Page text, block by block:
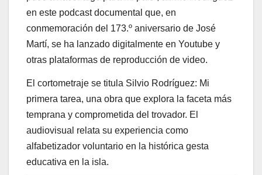
en este podcast documental que, en
conmemoración del 173.º aniversario de José
Martí, se ha lanzado digitalmente en Youtube y
otras plataformas de reproducción de video.
El cortometraje se titula Silvio Rodríguez: Mi
primera tarea, una obra que explora la faceta más
temprana y comprometida del trovador. El
audiovisual relata su experiencia como
alfabetizador voluntario en la histórica gesta
educativa en la isla.